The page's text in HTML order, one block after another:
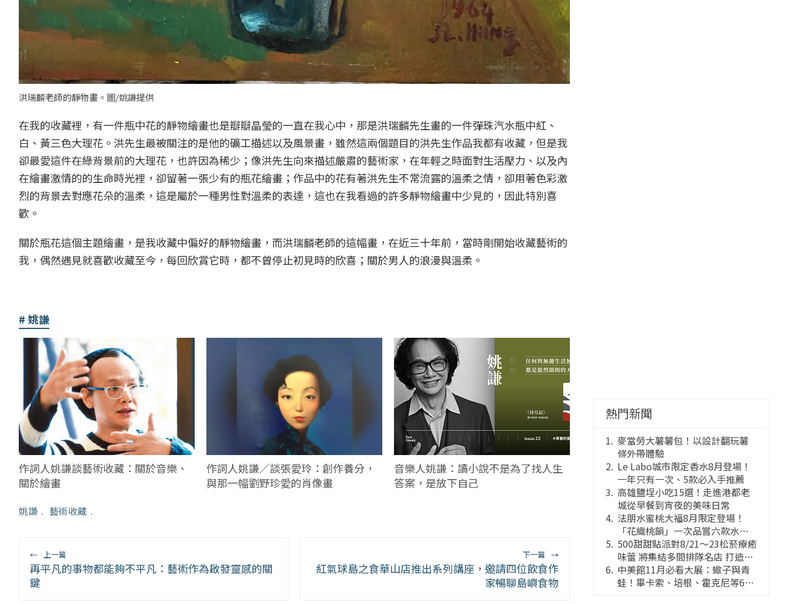
洪瑞麟老師的靜物畫。圖/姚謙提供
在我的收藏裡，有一件瓶中花的靜物繪畫也是瓣瓣晶瑩的一直在我心中，那是洪瑞麟先生畫的一件彈珠汽水瓶中紅、
白、黃三色大理花。洪先生最被關注的是他的礦工描述以及風景畫，雖然這兩個題目的洪先生作品我都有收藏，但是我
卻最愛這件在綠背景前的大理花，也許因為稀少；像洪先生向來描述嚴肅的藝術家，在年輕之時面對生活壓力、以及內
在繪畫激情的的生命時光裡，卻留著一張少有的瓶花繪畫；作品中的花有著洪先生不常流露的溫柔之情，卻用著色彩激
烈的背景去對應花朵的溫柔，這是屬於一種男性對溫柔的表達，這也在我看過的許多靜物繪畫中少見的，因此特別喜
歡。
關於瓶花這個主題繪畫，是我收藏中偏好的靜物繪畫，而洪瑞麟老師的這幅畫，在近三十年前，當時剛開始收藏藝術的
我，偶然遇見就喜歡收藏至今，每回欣賞它時，都不曾停止初見時的欣喜；關於男人的浪漫與溫柔。
姚謙
作詞人姚謙談藝術收藏：關於音樂、
關於繪畫
作詞人姚謙／談張愛玲：創作養分，
與那一幅劉野珍愛的肖像畫
音樂人姚謙：讀小說不是為了找人生
答案，是放下自己
姚謙 ﹒ 藝術收藏 ﹒
← 上一篇
再平凡的事物都能夠不平凡：藝術作為啟發靈感的關
鍵
下一篇 →
紅氣球島之食華山店推出系列講座，邀請四位飲食作
家暢聊島嶼食物
熱門新聞
麥當勞大薯薯包！以設計翻玩薯
條外帶體驗
Le Labo城市限定香水8月登場！
一年只有一次、5款必入手推薦
高雄鹽埕小吃15選！走進港都老
城從早餐到宵夜的美味日常
法朋水蜜桃大福8月限定登場！
「花織桃韻」一次品嘗六款水蜜
桃花果大福
500甜甜點派對8/21～23松菸療癒
味蕾 將集結多間排隊名店 打造靈
感創意的舞台
中美館11月必看大展：蠍子與青
蛙！畢卡索、培根、霍克尼等66